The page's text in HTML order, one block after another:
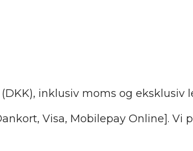
inklusiv moms og eksklusiv
Visa, Mobilepay Online].